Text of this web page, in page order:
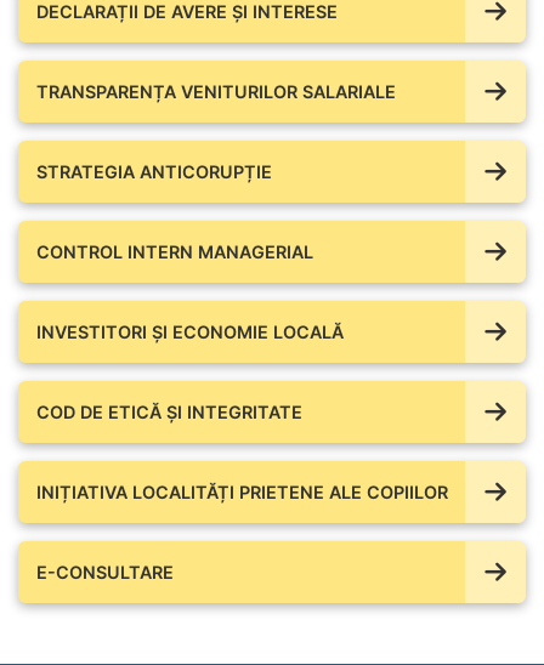
DECLARAȚII DE AVERE ŞI INTERESE
TRANSPARENȚA VENITURILOR SALARIALE
STRATEGIA ANTICORUPȚIE
CONTROL INTERN MANAGERIAL
INVESTITORI ȘI ECONOMIE LOCALĂ
COD DE ETICĂ ȘI INTEGRITATE
INIȚIATIVA LOCALITĂȚI PRIETENE ALE COPIILOR
E-CONSULTARE